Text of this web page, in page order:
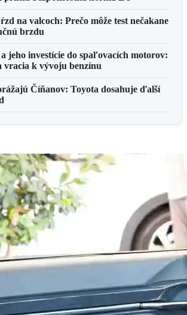
na valcoch: Prečo môže test nečakane
brzdu
jeho investície do spaľovacích motorov:
vracia k vývoju benzínu
Číňanov: Toyota dosahuje ďalší